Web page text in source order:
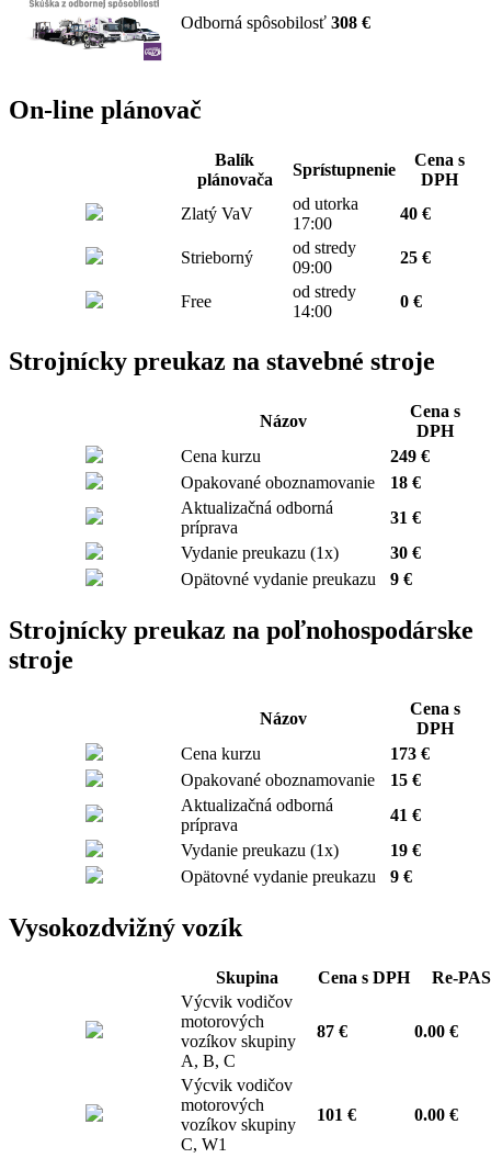
Odborná spôsobilosť 308 €
On-line plánovač
Balík
plánovača
Sprístupnenie
Cena s
DPH
Zlatý VaV
od utorka
17:00
40 €
Strieborný
od stredy
09:00
25 €
Free
od stredy
14:00
0 €
Strojnícky preukaz na stavebné stroje
Názov
Cena s
DPH
Cena kurzu
249 €
Opakované oboznamovanie
18 €
Aktualizačná odborná
príprava
31 €
Vydanie preukazu (1x)
30 €
Opätovné vydanie preukazu
9 €
Strojnícky preukaz na poľnohospodárske
stroje
Názov
Cena s
DPH
Cena kurzu
173 €
Opakované oboznamovanie
15 €
Aktualizačná odborná
príprava
41 €
Vydanie preukazu (1x)
19 €
Opätovné vydanie preukazu
9 €
Vysokozdvižný vozík
Skupina Cena s DPH
Re-PAS
Výcvik vodičov
motorových
vozíkov skupiny
A, B, C
87 € 0.00 €
Výcvik vodičov
motorových
vozíkov skupiny
C, W1
101 € 0.00 €